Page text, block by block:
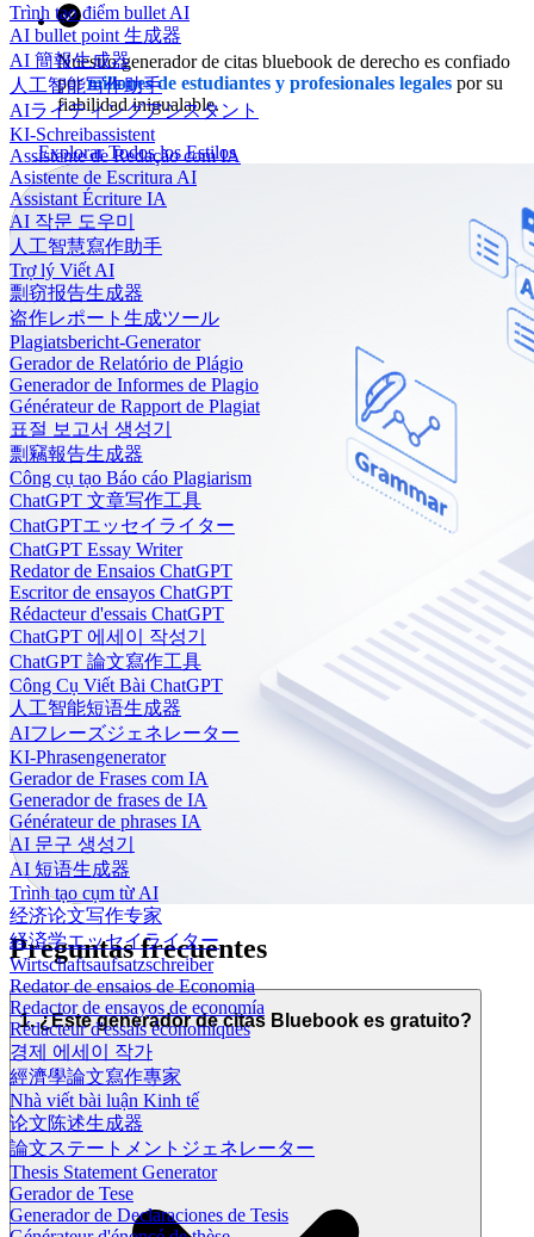
Trình tạo điểm bullet AI
AI bullet point 生成器
AI 簡報生成器
人工智能写作助手
AIライティングアシスタント
KI-Schreibassistent
Assistente de Redação com IA
Asistente de Escritura AI
Assistant Écriture IA
AI 작문 도우미
人工智慧寫作助手
Trợ lý Viết AI
剽窃报告生成器
盗作レポート生成ツール
Plagiatsbericht-Generator
Gerador de Relatório de Plágio
Generador de Informes de Plagio
Générateur de Rapport de Plagiat
표절 보고서 생성기
剽竊報告生成器
Công cụ tạo Báo cáo Plagiarism
ChatGPT 文章写作工具
ChatGPTエッセイライター
ChatGPT Essay Writer
Redator de Ensaios ChatGPT
Escritor de ensayos ChatGPT
Rédacteur d'essais ChatGPT
ChatGPT 에세이 작성기
ChatGPT 論文寫作工具
Công Cụ Viết Bài ChatGPT
人工智能短语生成器
AIフレーズジェネレーター
KI-Phrasengenerator
Gerador de Frases com IA
Generador de frases de IA
Générateur de phrases IA
AI 문구 생성기
AI 短语生成器
Trình tạo cụm từ AI
经济论文写作专家
経済学エッセイライター
Wirtschaftsaufsatzschreiber
Redator de ensaios de Economia
Redactor de ensayos de economía
Rédacteur d'essais économiques
경제 에세이 작가
經濟學論文寫作專家
Nhà viết bài luận Kinh tế
论文陈述生成器
論文ステートメントジェネレーター
Thesis Statement Generator
Gerador de Tese
Generador de Declaraciones de Tesis
Nuestro generador de citas bluebook de derecho es confiado
pormillones de estudiantes y profesionales legales por su
fiabilidad inigualable.
Explorar Todos los Estilos
Preguntas frecuentes
1. ¿Este generador de citas Bluebook es gratuito?